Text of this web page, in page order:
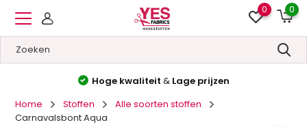
0 0
Hoge kwaliteit & Lage prijzen
Home
Stoffen
Alle soorten stoffen
Carnavalsbont Aqua